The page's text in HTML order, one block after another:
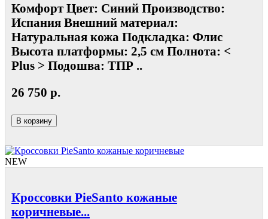
Комфорт Цвет: Синий Производство:
Испания Внешний материал:
Натуральная кожа Подкладка: Флис
Высота платформы: 2,5 см Полнота: <
Plus > Подошва: ТПР ..
26 750 р.
В корзину
NEW
Кроссовки PieSanto кожаные
коричневые...